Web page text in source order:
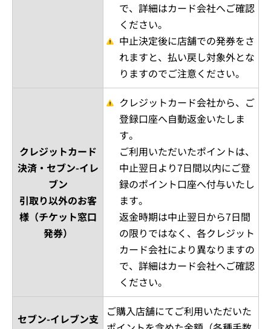
で、詳細はカード会社へご確認
ください。
中止決定後に店舗での発券をさ
れますと、払い戻し対象外とな
りますのでご注意ください。
クレジットカード
決済・セブン-イレ
ブン
引取り以外のお客
様（チケット窓口
発券）
クレジットカード会社から、ご
登録口座へ自動返金いたしま
す。
ご利用いただいたポイントは、
中止翌日より7日間以内にご登
録のポイント口座へ付与いたし
ます。
返金時期は中止翌日から7日間
の限りではなく、各クレジット
カード会社により異なりますの
で、詳細はカード会社へご確認
ください。
セブン-イレブン支
ご購入店舗にてご利用いただいた